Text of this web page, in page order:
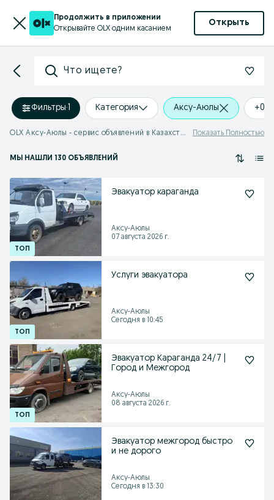
Продолжить в приложении
Открывайте OLX одним касанием
Открыть
Что ищете?
Фильтры·1 Категория Аксу-Аюлы +0
OLX Аксу-Аюлы - сервис объявлений в Казахстане Показать Полностью
МЫ НАШЛИ 130 ОБЪЯВЛЕНИЙ
Эвакуатор караганда
Аксу-Аюлы
07 августа 2026 г.
Услуги эвакуатора
Аксу-Аюлы
Сегодня в 10:45
Эвакуатор Караганда 24/7 |
Город и Межгород
Аксу-Аюлы
08 августа 2026 г.
Эвакуатор межгород быстро
и не дорого
Аксу-Аюлы
Сегодня в 13:30